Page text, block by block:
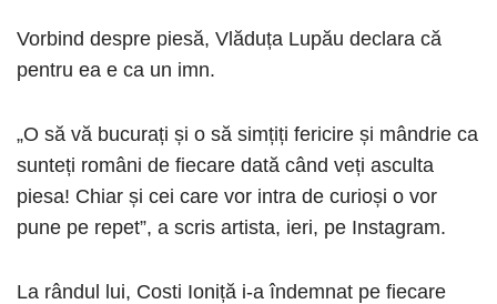
Vorbind despre piesă, Vlăduța Lupău declara că
pentru ea e ca un imn.
„O să vă bucurați și o să simțiți fericire și mândrie ca
sunteți români de fiecare dată când veți asculta
piesa! Chiar și cei care vor intra de curioși o vor
pune pe repet”, a scris artista, ieri, pe Instagram.
La rândul lui, Costi Ioniță i-a îndemnat pe fiecare